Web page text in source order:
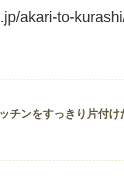
akari-to-
チンをすっきり片付